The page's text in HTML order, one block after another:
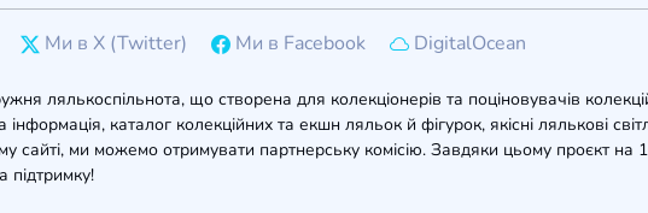
Ми в X (Twitter) Ми в Facebook DigitalOcean
лялькоспільнота, що створена для колекціонерів та поціновувачів
каталог колекційних та екшн ляльок й фігурок, якісні лялькові
сайті, ми можемо отримувати партнерську комісію. Завдяки цьому проєкт на
підтримку!